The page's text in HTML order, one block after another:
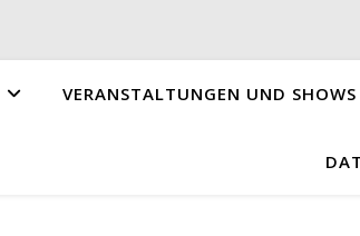
VERANSTALTUNGEN UND SHOWS